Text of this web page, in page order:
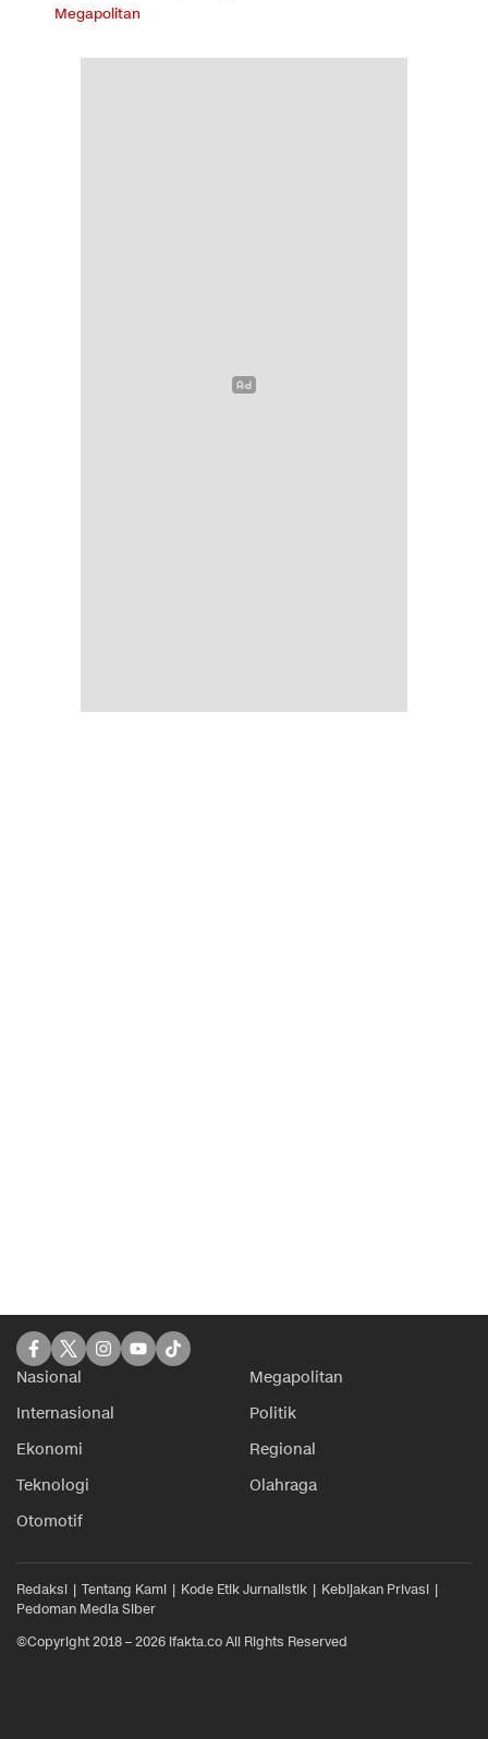
Megapolitan
Nasional
Megapolitan
Internasional
Politik
Ekonomi
Regional
Teknologi
Olahraga
Otomotif
Redaksi Tentang Kami Kode Etik Jurnalistik
Kebijakan Privasi
Pedoman Media Siber
©Copyright 2018 – 2026 ifakta.co All Rights Reserved